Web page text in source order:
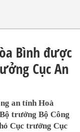
Bình được
Cục An
an tỉnh Hoà
trưởng Bộ Công
Cục trưởng Cục